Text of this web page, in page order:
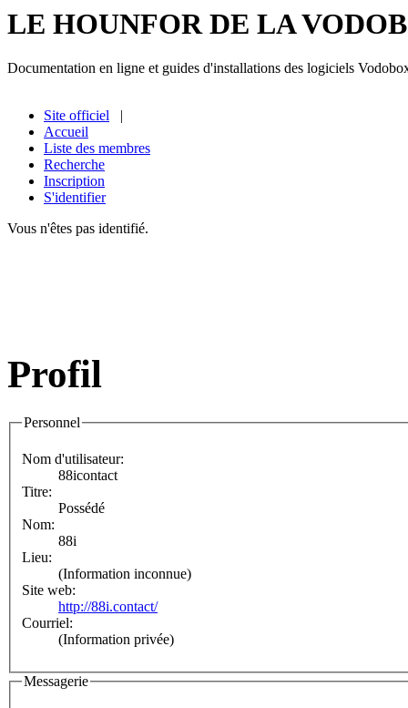
LE HOUNFOR DE LA
Documentation en ligne et guides d'installations des logiciels
Site officiel |
Accueil
Liste des membres
Recherche
Inscription
S'identifier
Vous n'êtes pas identifié.
Profil
Personnel
Nom d'utilisateur:
88icontact
Titre:
Possédé
Nom:
88i
Lieu:
(Information inconnue)
Site web:
http://88i.contact/
Courriel:
(Information privée)
Messagerie